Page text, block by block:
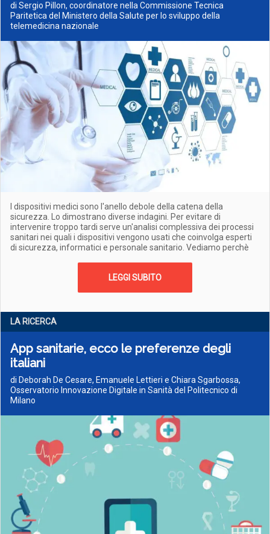
di Sergio Pillon, coordinatore nella Commissione Tecnica
Paritetica del Ministero della Salute per lo sviluppo della
telemedicina nazionale
I dispositivi medici sono l'anello debole della catena della
sicurezza. Lo dimostrano diverse indagini. Per evitare di
intervenire troppo tardi serve un'analisi complessiva dei processi
sanitari nei quali i dispositivi vengono usati che coinvolga esperti
di sicurezza, informatici e personale sanitario. Vediamo perchè
LEGGI SUBITO
LA RICERCA
App sanitarie, ecco le preferenze degli
italiani
di Deborah De Cesare, Emanuele Lettieri e Chiara Sgarbossa,
Osservatorio Innovazione Digitale in Sanità del Politecnico di
Milano